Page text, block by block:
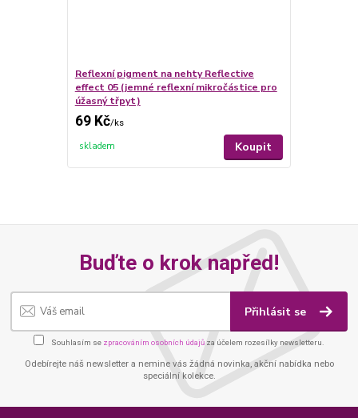
Reflexní pigment na nehty Reflective
effect 05 (jemné reflexní mikročástice pro
úžasný třpyt)
69 Kč/ks
skladem Koupit
Buďte o krok napřed!
Přihlásit se
Souhlasím se zpracováním osobních údajů za účelem rozesílky newsletteru.
Odebírejte náš newsletter a nemine vás žádná novinka, akční nabídka nebo
speciální kolekce.